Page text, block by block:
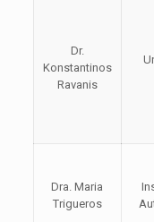
Dr.
Konstantinos
Ravanis
Dra. Maria
Trigueros